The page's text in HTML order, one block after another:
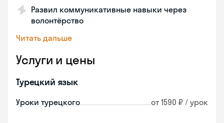
Развил коммуникативные навыки через
волонтёрство
Читать дальше
Услуги и цены
Турецкий язык
Уроки турецкого от 1590 ₽ / урок